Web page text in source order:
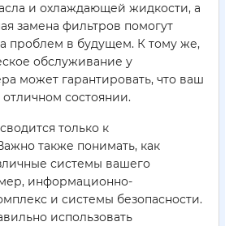
и охлаждающей жидкости, а
замена фильтров помогут
проблем в будущем. К тому же,
обслуживание у
может гарантировать, что ваш
состоянии.
только к
также понимать, как
системы вашего
информационно-
и системы безопасности.
использовать